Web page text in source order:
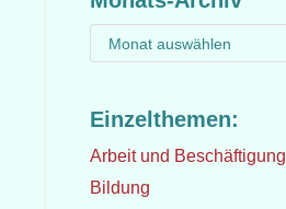
Einzelthemen:
Arbeit und Beschäftigung
Bildung